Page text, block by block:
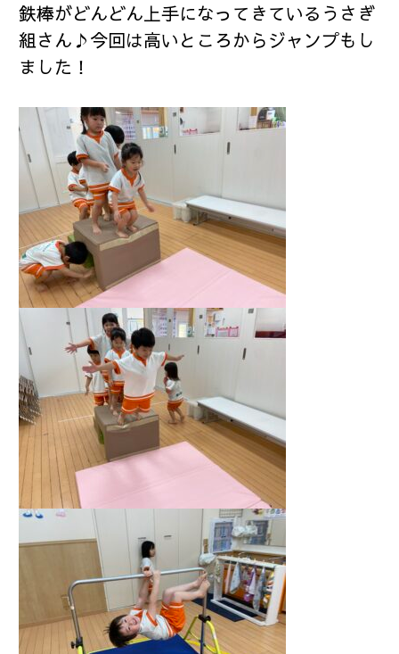
鉄棒がどんどん上手になってきているうさぎ
組さん♪今回は高いところからジャンプもし
ました！